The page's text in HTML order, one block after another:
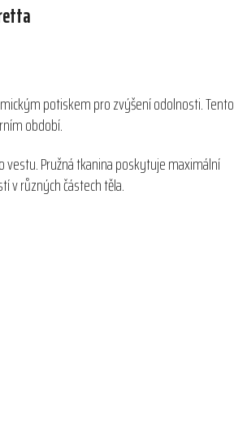
potiskem pro zvýšení odolnosti. Tento
období.
Pružná tkanina poskytuje maximální
v různých částech těla.